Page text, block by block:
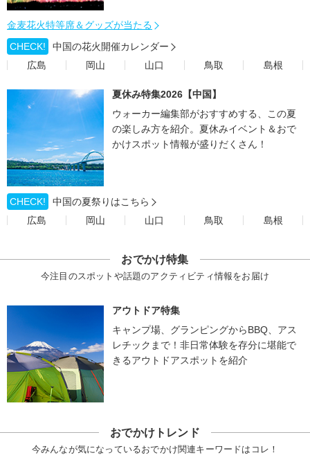
金麦花火特等席＆グッズが当たる
CHECK!
中国の花火開催カレンダー
広島
岡山 山口 鳥取 島根
夏休み特集2026【中国】
ウォーカー編集部がおすすめする、この夏
の楽しみ方を紹介。夏休みイベント＆おで
かけスポット情報が盛りだくさん！
CHECK!
中国の夏祭りはこちら
広島
岡山 山口 鳥取 島根
おでかけ特集
今注目のスポットや話題のアクティビティ情報をお届け
アウトドア特集
キャンプ場、グランピングからBBQ、アス
レチックまで！非日常体験を存分に堪能で
きるアウトドアスポットを紹介
おでかけトレンド
今みんなが気になっているおでかけ関連キーワードはコレ！